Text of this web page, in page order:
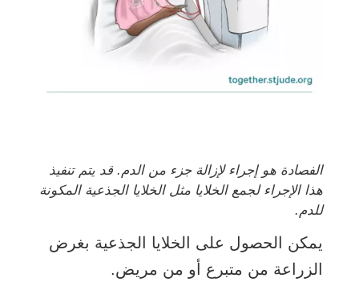
الفصادة هو إجراء لإزالة جزء من الدم. قد يتم تنفيذ
هذا الإجراء لجمع الخلايا مثل الخلايا الجذعية المكونة
للدم.
يمكن الحصول على الخلايا الجذعية بغرض
الزراعة من متبرع أو من مريض.